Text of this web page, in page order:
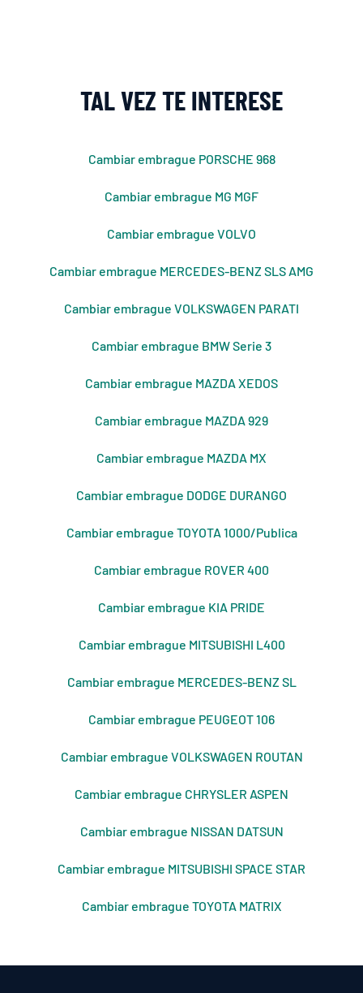
TAL VEZ TE INTERESE
Cambiar embrague PORSCHE 968
Cambiar embrague MG MGF
Cambiar embrague VOLVO
Cambiar embrague MERCEDES-BENZ SLS AMG
Cambiar embrague VOLKSWAGEN PARATI
Cambiar embrague BMW Serie 3
Cambiar embrague MAZDA XEDOS
Cambiar embrague MAZDA 929
Cambiar embrague MAZDA MX
Cambiar embrague DODGE DURANGO
Cambiar embrague TOYOTA 1000/Publica
Cambiar embrague ROVER 400
Cambiar embrague KIA PRIDE
Cambiar embrague MITSUBISHI L400
Cambiar embrague MERCEDES-BENZ SL
Cambiar embrague PEUGEOT 106
Cambiar embrague VOLKSWAGEN ROUTAN
Cambiar embrague CHRYSLER ASPEN
Cambiar embrague NISSAN DATSUN
Cambiar embrague MITSUBISHI SPACE STAR
Cambiar embrague TOYOTA MATRIX